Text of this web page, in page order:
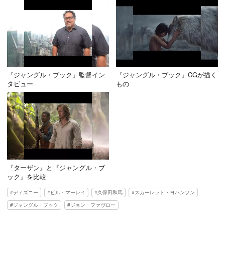
『ジャングル・ブック』監督イン
タビュー
『ジャングル・ブック』CGが描く
もの
『ターザン』と『ジャングル・ブ
ック』を比較
ディズニー ビル・マーレイ 久保田和馬
スカーレット・ヨハンソン
ジャングル・ブック
ジョン・ファヴロー